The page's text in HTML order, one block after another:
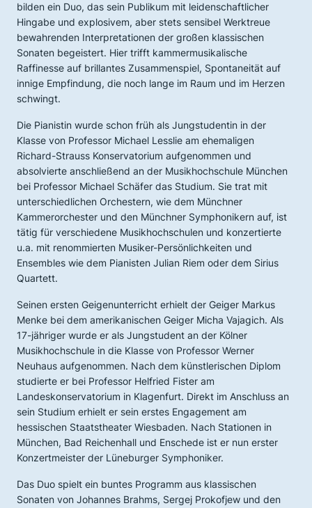
bilden ein Duo, das sein Publikum mit leidenschaftlicher
Hingabe und explosivem, aber stets sensibel Werktreue
bewahrenden Interpretationen der großen klassischen
Sonaten begeistert. Hier trifft kammermusikalische
Raffinesse auf brillantes Zusammenspiel, Spontaneität auf
innige Empfindung, die noch lange im Raum und im Herzen
schwingt.
Die Pianistin wurde schon früh als Jungstudentin in der
Klasse von Professor Michael Lesslie am ehemaligen
Richard-Strauss Konservatorium aufgenommen und
absolvierte anschließend an der Musikhochschule München
bei Professor Michael Schäfer das Studium. Sie trat mit
unterschiedlichen Orchestern, wie dem Münchner
Kammerorchester und den Münchner Symphonikern auf, ist
tätig für verschiedene Musikhochschulen und konzertierte
u.a. mit renommierten Musiker-Persönlichkeiten und
Ensembles wie dem Pianisten Julian Riem oder dem Sirius
Quartett.
Seinen ersten Geigenunterricht erhielt der Geiger Markus
Menke bei dem amerikanischen Geiger Micha Vajagich. Als
17-jähriger wurde er als Jungstudent an der Kölner
Musikhochschule in die Klasse von Professor Werner
Neuhaus aufgenommen. Nach dem künstlerischen Diplom
studierte er bei Professor Helfried Fister am
Landeskonservatorium in Klagenfurt. Direkt im Anschluss an
sein Studium erhielt er sein erstes Engagement am
hessischen Staatstheater Wiesbaden. Nach Stationen in
München, Bad Reichenhall und Enschede ist er nun erster
Konzertmeister der Lüneburger Symphoniker.
Das Duo spielt ein buntes Programm aus klassischen
Sonaten von Johannes Brahms, Sergej Prokofjew und den